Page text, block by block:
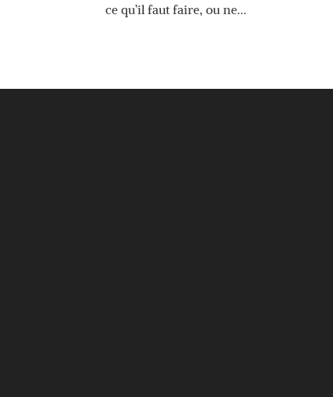
ce qu’il faut faire, ou ne...